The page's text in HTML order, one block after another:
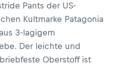
Pants der US-
Kultmarke Patagonia
3-lagigem
Der leichte und
Oberstoff ist